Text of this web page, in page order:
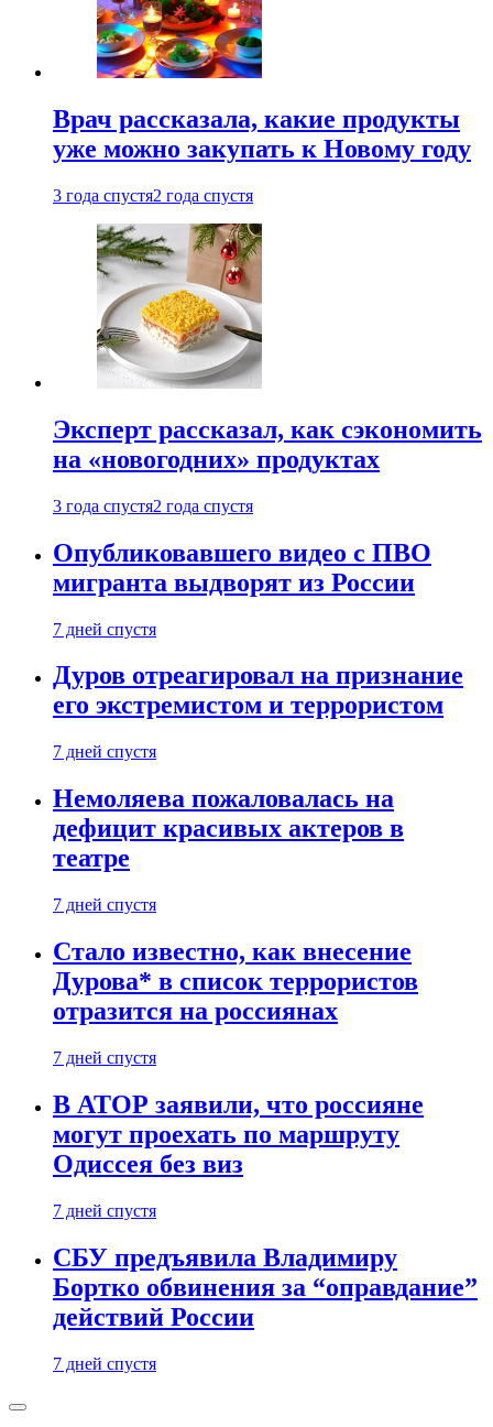
Врач рассказала, какие продукты
уже можно закупать к Новому году
3 года спустя2 года спустя
Эксперт рассказал, как сэкономить
на «новогодних» продуктах
3 года спустя2 года спустя
Опубликовавшего видео с ПВО
мигранта выдворят из России
7 дней спустя
Дуров отреагировал на признание
его экстремистом и террористом
7 дней спустя
Немоляева пожаловалась на
дефицит красивых актеров в
театре
7 дней спустя
Стало известно, как внесение
Дурова* в список террористов
отразится на россиянах
7 дней спустя
В АТОР заявили, что россияне
могут проехать по маршруту
Одиссея без виз
7 дней спустя
СБУ предъявила Владимиру
Бортко обвинения за “оправдание”
действий России
7 дней спустя